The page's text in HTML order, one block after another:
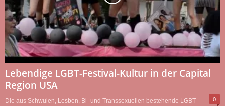
Lebendige LGBT-Festival-Kultur in der Capital
Region USA
0
Die aus Schwulen, Lesben, Bi- und Transsexuellen bestehende LGBT-